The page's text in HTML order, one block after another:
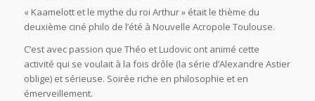
« Kaamelott et le mythe du roi Arthur » était le thème du
deuxième ciné philo de l’été à Nouvelle Acropole Toulouse.
C’est avec passion que Théo et Ludovic ont animé cette
activité qui se voulait à la fois drôle (la série d’Alexandre Astier
oblige) et sérieuse. Soirée riche en philosophie et en
émerveillement.